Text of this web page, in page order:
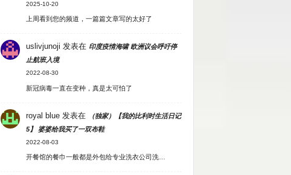
2025-10-20
上周看到您的频道，一篇篇文章写的太好了
uslivjunoji 发表在 印度疫情海啸 欧洲议会呼吁停
止航班入境
2022-08-30
新冠病毒一直在变种，真是太可怕了
royal blue发表在
（独家）【我的比利时生活日记
5】 婆婆给我买了一双布鞋
2022-08-03
开餐馆的餐巾一般都是外包给专业洗衣公司洗…